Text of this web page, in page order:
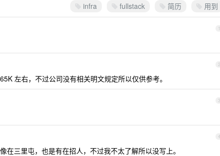
infra fullstack 简历 用到
1
2
左右，不过公司没有相关明文规定所以仅供参考。
3
4
在三里屯，也是有在招人，不过我不太了解所以没写上。